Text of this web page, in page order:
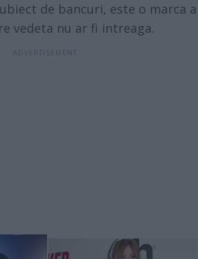
de bancuri, este o marca a
vedeta nu ar fi intreaga.